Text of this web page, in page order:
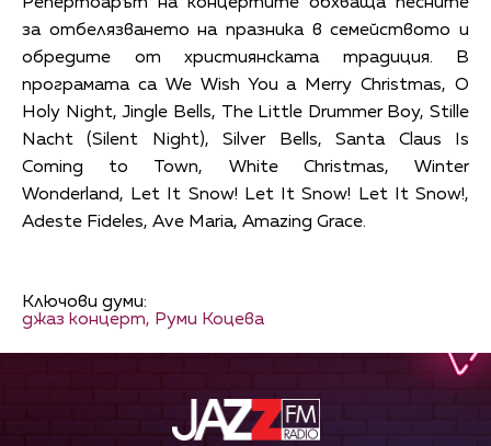
за отбелязването на празника в семейството и
обредите от християнската традиция. В
програмата са We Wish You a Merry Christmas, O
Holy Night, Jingle Bells, The Little Drummer Boy, Stille
Nacht (Silent Night), Silver Bells, Santa Claus Is
Coming to Town, White Christmas, Winter
Wonderland, Let It Snow! Let It Snow! Let It Snow!,
Adeste Fideles, Ave Maria, Amazing Grace.
Ключови думи:
джаз концерт, Руми Коцева